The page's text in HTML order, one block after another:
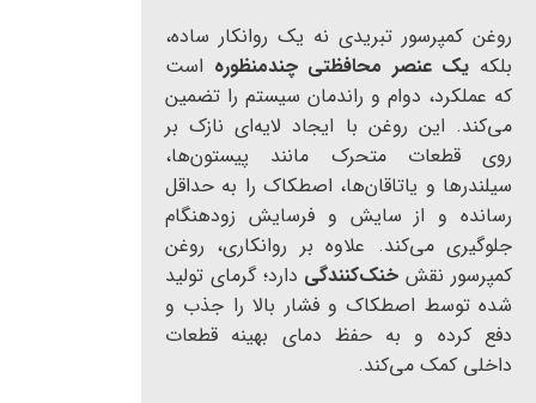
روغن کمپرسور تبریدی نه یک روانکار ساده،
بلکه یک عنصر محافظتی چندمنظوره است
که عملکرد، دوام و راندمان سیستم را تضمین
می‌کند. این روغن با ایجاد لایه‌ای نازک بر
روی قطعات متحرک مانند پیستون‌ها،
سیلندرها و یاتاقان‌ها، اصطکاک را به حداقل
رسانده و از سایش و فرسایش زودهنگام
جلوگیری می‌کند. علاوه بر روانکاری، روغن
کمپرسور نقش خنک‌کنندگی دارد؛ گرمای تولید
شده توسط اصطکاک و فشار بالا را جذب و
دفع کرده و به حفظ دمای بهینه قطعات
داخلی کمک می‌کند.